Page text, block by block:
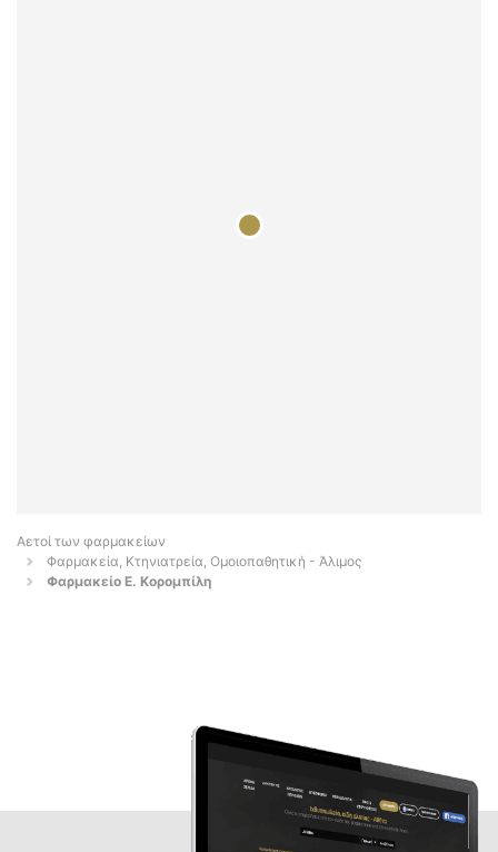
Αετοί των φαρμακείων
Φαρμακεία, Κτηνιατρεία, Ομοιοπαθητική - Άλιμος
Φαρμακείο Ε. Κορομπίλη